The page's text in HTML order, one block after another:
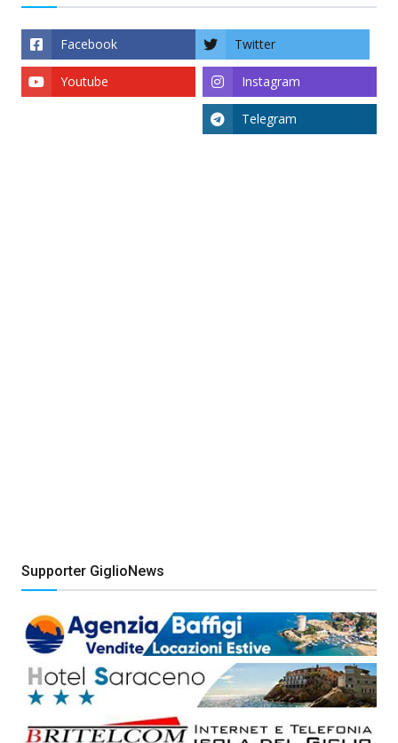
Facebook Twitter
Instagram
Youtube
Telegram
Supporter GiglioNews